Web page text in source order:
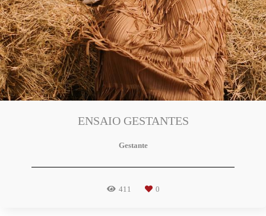
ENSAIO GESTANTES
Gestante
411 0